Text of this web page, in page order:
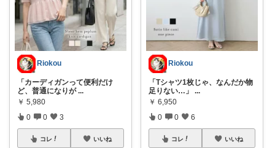
Riokou
「カーディガンって便利だけ
ど、普通になりが ...
￥ 5,980
0 0 3
コレ いいね
Riokou
「Tシャツ1枚じゃ、なんだか物
足りない…」
...
￥ 6,950
0 0 6
コレ いいね